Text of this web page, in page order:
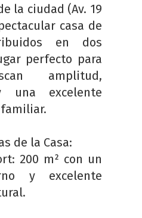
la ciudad (Av. 19
casa de
en dos
perfecto para
amplitud,
una excelente
de la Casa:
200 m² con un
y excelente